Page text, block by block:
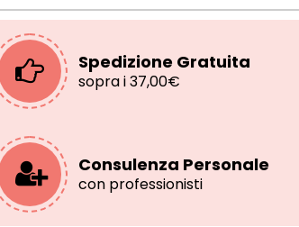
Spedizione Gratuita
sopra i 37,00€
Consulenza Personale
con professionisti